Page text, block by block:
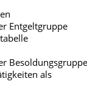
Entgeltgruppe
als